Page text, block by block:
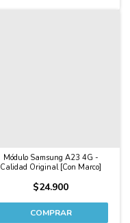
Módulo Samsung A23 4G -
Calidad Original [Con Marco]
$24.900